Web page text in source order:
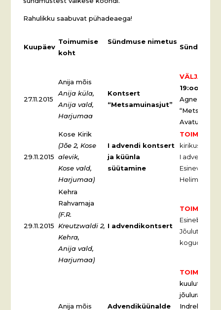
Rahulikku saabuvat pühadeaega!
Kuupäev
Toimumise
koht
Sündmuse nimetus
27.11.2015
Anija mõis
Anija küla,
Anija vald,
Harjumaa
Kontsert
“Metsamuinasjut”
VÄLJA
19:oo
Agne Nelk
Avatud
29.11.2015
Kose Kirik
(Jõe 2, Kose
alevik,
Kose vald,
Harjumaa)
I advendi kontsert
ja küünla
süütamine
TOIMUNUD.
kirikus ja
I
Esinevad
Helimer.
29.11.2015
Kehra
Rahvamaja
(F.R.
Kreutzwaldi 2,
Kehra,
Anija vald,
Harjumaa)
I advendikontsert
TOIMUNUD.
Esineb
koguduse
Anija mõis
Advendiküünalde
kuulutab
jõulurahu ja
Indrek